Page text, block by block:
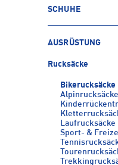
SCHUHE
AUSRÜSTUNG
Rucksäcke
Bikerucksäcke
Alpinrucksäcke
Laufrucksäcke
Sport- &